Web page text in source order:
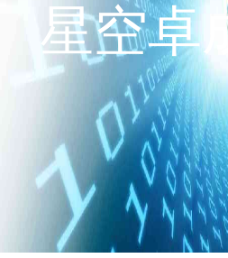
星空卓